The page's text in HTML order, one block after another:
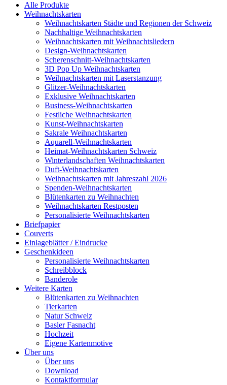
Alle Produkte
Weihnachtskarten
Weihnachtskarten Städte und Regionen der Schweiz
Nachhaltige Weihnachtskarten
Weihnachtskarten mit Weihnachtsliedern
Design-Weihnachtskarten
Scherenschnitt-Weihnachtskarten
3D Pop Up Weihnachtskarten
Weihnachtskarten mit Laserstanzung
Glitzer-Weihnachtskarten
Exklusive Weihnachtskarten
Business-Weihnachtskarten
Festliche Weihnachtskarten
Kunst-Weihnachtskarten
Sakrale Weihnachtskarten
Aquarell-Weihnachtskarten
Heimat-Weihnachtskarten Schweiz
Winterlandschaften Weihnachtskarten
Duft-Weihnachtskarten
Weihnachtskarten mit Jahreszahl 2026
Spenden-Weihnachtskarten
Blütenkarten zu Weihnachten
Weihnachtskarten Restposten
Personalisierte Weihnachtskarten
Briefpapier
Couverts
Einlageblätter / Eindrucke
Geschenkideen
Personalisierte Weihnachtskarten
Schreibblock
Banderole
Weitere Karten
Blütenkarten zu Weihnachten
Tierkarten
Natur Schweiz
Basler Fasnacht
Hochzeit
Eigene Kartenmotive
Über uns
Über uns
Download
Kontaktformular